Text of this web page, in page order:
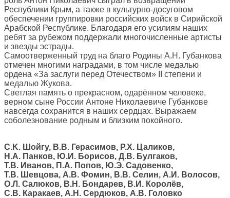
Республики Крым, а также в культурно-досуговом
обеспечении группировки российских войск в Сирийской
Арабской Республике. Благодаря его усилиям наших
ребят за рубежом поддержали многочисленные артисты
и звезды эстрады.
Самоотверженный труд на благо Родины А.Н. Губанкова
отмечен многими наградами, в том числе медалью
ордена «За заслуги перед Отечеством» II степени и
медалью Жукова.
Светлая память о прекрасном, одарённом человеке,
верном сыне России Антоне Николаевиче Губанкове
навсегда сохранится в наших сердцах. Выражаем
соболезнование родным и близким покойного.
С.K. Шойгу, В.В. Герасимов, Р.Х. Цаликов,
Н.А. Панков, Ю.И. Борисов, Д.В. Булгаков,
Т.В. Иванов, П.А. Попов, Ю.Э. Садовенко,
Т.В. Шевцова, А.В. Фомин, В.В. Селин, А.И. Волосов,
О.Л. Салюков, В.Н. Бондарев, В.И. Королёв,
С.В. Каракаев, А.Н. Сердюков, А.В. Головко